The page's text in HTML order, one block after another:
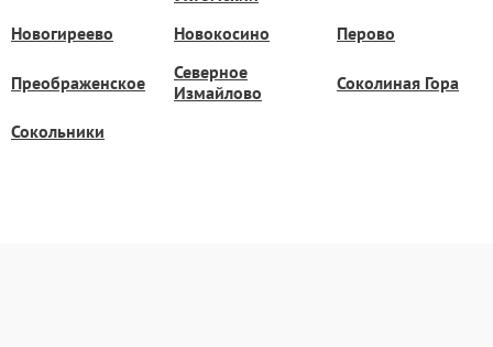
Новогиреево
Новокосино Перово
Преображенское
Северное
Измайлово
Соколиная Гора
Сокольники